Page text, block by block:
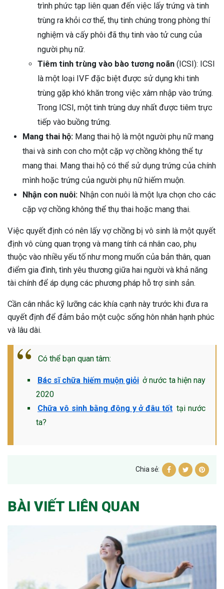
trình phức tạp liên quan đến việc lấy trứng và tinh
trùng ra khỏi cơ thể, thụ tinh chúng trong phòng thí
nghiệm và cấy phôi đã thụ tinh vào tử cung của
người phụ nữ.
Tiêm tinh trùng vào bào tương noãn (ICSI): ICSI
là một loại IVF đặc biệt được sử dụng khi tinh
trùng gặp khó khăn trong việc xâm nhập vào trứng.
Trong ICSI, một tinh trùng duy nhất được tiêm trực
tiếp vào buồng trứng.
Mang thai hộ: Mang thai hộ là một người phụ nữ mang
thai và sinh con cho một cặp vợ chồng không thể tự
mang thai. Mang thai hộ có thể sử dụng trứng của chính
mình hoặc trứng của người phụ nữ hiếm muộn.
Nhận con nuôi: Nhận con nuôi là một lựa chọn cho các
cặp vợ chồng không thể thụ thai hoặc mang thai.
Việc quyết định có nên lấy vợ chồng bị vô sinh là một quyết
định vô cùng quan trọng và mang tính cá nhân cao, phụ
thuộc vào nhiều yếu tố như mong muốn của bản thân, quan
điểm gia đình, tình yêu thương giữa hai người và khả năng
tài chính để áp dụng các phương pháp hỗ trợ sinh sản.
Cần cân nhắc kỹ lưỡng các khía cạnh này trước khi đưa ra
quyết định để đảm bảo một cuộc sống hôn nhân hạnh phúc
và lâu dài.
Có thể bạn quan tâm:
Bác sĩ chữa hiếm muộn giỏi ở nước ta hiện nay
2020
Chữa vô sinh bằng đông y ở đâu tốt tại nước
ta?
Chia sẻ:
BÀI VIẾT LIÊN QUAN